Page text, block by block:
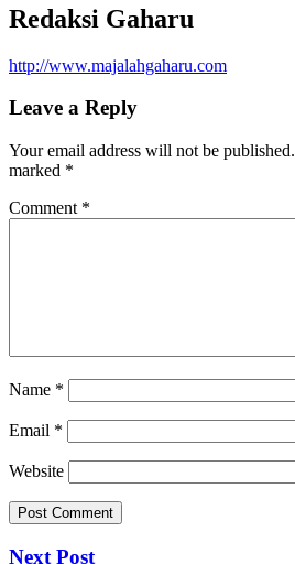
Redaksi Gaharu
http://www.majalahgaharu.com
Leave a Reply
Your email address will not be published.
marked *
Comment *
Name *
Email *
Website
Next Post